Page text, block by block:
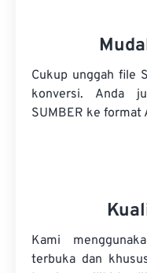
Cukup unggah file
konversi. Anda
SUMBER ke format
Kami
terbuka dan